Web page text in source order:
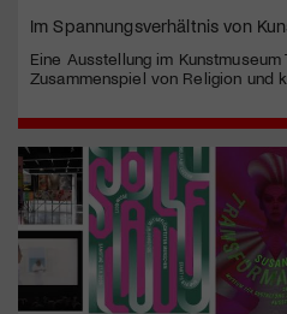
Im Spannungsverhältnis von
Eine Ausstellung im
Zusammenspiel von Religion und